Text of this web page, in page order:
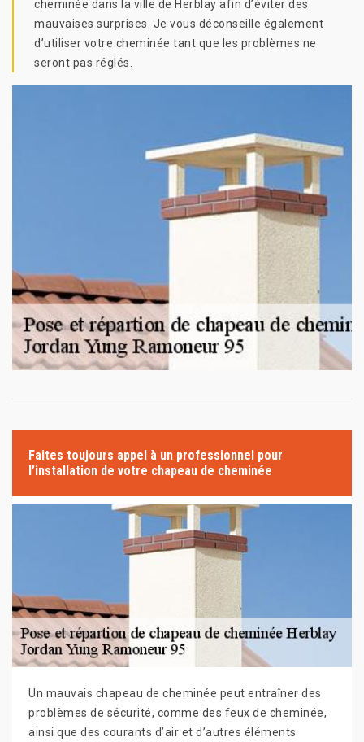
cheminée dans la ville de Herblay afin d’éviter des
mauvaises surprises. Je vous déconseille également
d’utiliser votre cheminée tant que les problèmes ne
seront pas réglés.
Faites toujours appel à un professionnel pour
l’installation de votre chapeau de cheminée
Un mauvais chapeau de cheminée peut entraîner des
problèmes de sécurité, comme des feux de cheminée,
ainsi que des courants d’air et d’autres éléments